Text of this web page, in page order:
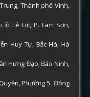
Thành phố Vinh,
Lê Lợi, P. Lam Sơn,
Huy Tự, Bắc Hà, Hà
Hưng Đạo, Bảo Ninh,
Phường 5, Đông